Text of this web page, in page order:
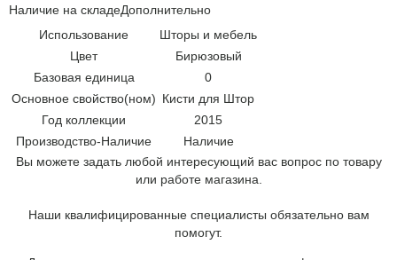
Наличие на складеДополнительно
Использование
Шторы и мебель
Цвет
Бирюзовый
Базовая единица
0
Основное свойство(ном) Кисти для Штор
Год коллекции
2015
Производство-Наличие
Наличие
Вы можете задать любой интересующий вас вопрос по товару
или работе магазина.
Наши квалифицированные специалисты обязательно вам
помогут.